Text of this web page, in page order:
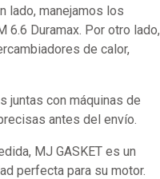
lado, manejamos los
Duramax. Por otro lado,
de calor,
juntas con máquinas de
antes del envío.
MJ GASKET es un
perfecta para su motor.